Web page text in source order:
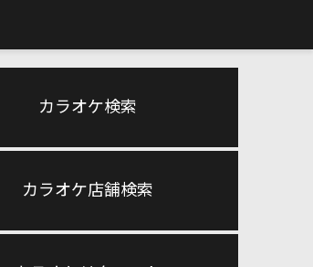
カラオケ検索
カラオケ店舗検索